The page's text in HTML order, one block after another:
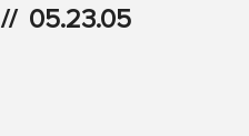
// 05.23.05